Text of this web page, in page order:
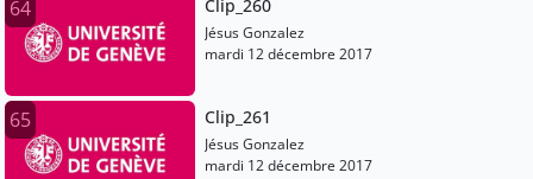
64 Clip_260
Jésus Gonzalez
mardi 12 décembre 2017
65 Clip_261
Jésus Gonzalez
mardi 12 décembre 2017